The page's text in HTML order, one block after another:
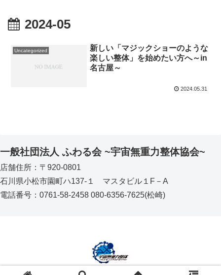
2024-05
Uncategorized
新しい「マジックショーのような
楽しい整体」を始めたい方へ～in
名古屋～
2024.05.31
一般社団法人 ふわる会 ~宇宙無重力整体協会~
店舗住所：〒920-0801
石川県小松市園町ハ137‐１ マスタビル１F－A
電話番号：0761-58-2458 080-6356-7625(松崎)